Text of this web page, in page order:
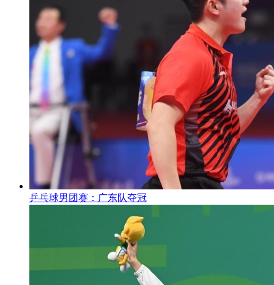
乒乓球男团赛：广东队夺冠